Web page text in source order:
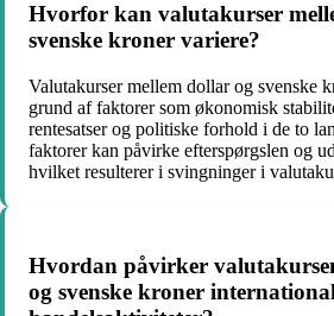
Hvorfor kan valutakurser
svenske kroner variere?
Valutakurser mellem dollar og svenske
grund af faktorer som økonomisk
rentesatser og politiske forhold i de to
faktorer kan påvirke efterspørgslen og
hvilket resulterer i svingninger i
Hvordan påvirker
og svenske kroner